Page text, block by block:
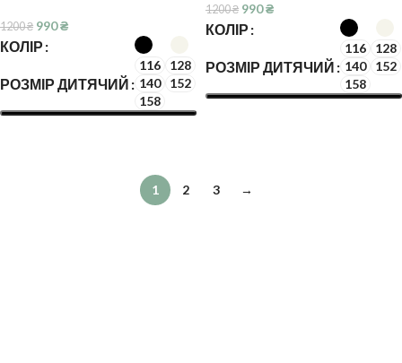
1200₴ 990₴
КОЛІР
РОЗМІР ДИТЯЧИЙ
116
128
140
152
158
1200₴ 990₴
КОЛІР
РОЗМІР ДИТЯЧИЙ
116
128
140
152
158
1 2 3 →